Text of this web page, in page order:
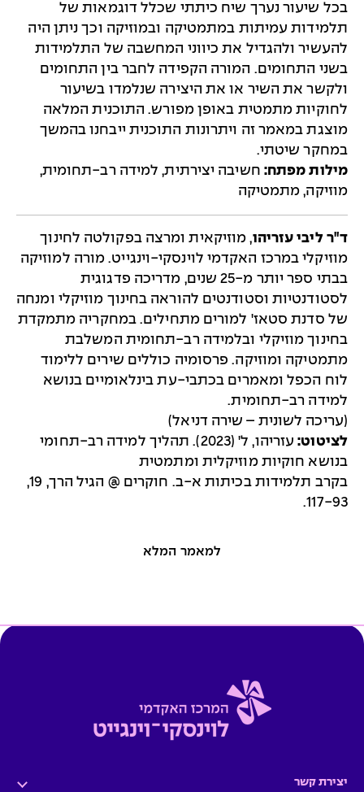
בכל שיעור נערך שיח כיתתי שכלל דוגמאות של
תלמידות עמיתות במתמטיקה ובמוזיקה וכך ניתן היה
להעשיר ולהגדיל את כיווני המחשבה של התלמידות
בשני התחומים. המורה הקפידה לחבר בין התחומים
ולקשר את השיר או את היצירה שנלמדו בשיעור
לחוקיות מתמטית באופן מפורש. התוכנית המלאה
מוצגת במאמר זה ויתרונות התוכנית ייבחנו בהמשך
במחקר שיטתי.
מילות מפתח: חשיבה יצירתית, למידה רב-תחומית,
מוזיקה, מתמטיקה
ד"ר ליבי עזריהו, מוזיקאית ומרצה בפקולטה לחינוך
מוזיקלי במרכז האקדמי לוינסקי-וינגייט. מורה למוזיקה
בבתי ספר יותר מ-25 שנים, מדריכה פדגוגית
לסטודנטיות וסטודנטים להוראה בחינוך מוזיקלי ומנחה
של סדנת סטאז' למורים מתחילים. במחקריה מתמקדת
בחינוך מוזיקלי ובלמידה רב-תחומית המשלבת
מתמטיקה ומוזיקה. פרסומיה כוללים שירים ללימוד
לוח הכפל ומאמרים בכתבי-עת בינלאומיים בנושא
למידה רב-תחומית.
(עריכה לשונית – שירה דניאל)
לציטוט:
עזריהו, ל' (2023). תהליך למידה רב-תחומי
בנושא חוקיות מוזיקלית ומתמטית
בקרב תלמידות בכיתות א-ב. חוקרים @ הגיל הרך, 19,
117-93.
למאמר המלא
יצירת קשר